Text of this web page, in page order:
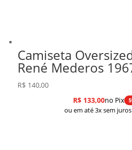
Camiseta
René Mederos
R$ 140,00
R$133,00no Pix
ou em até 3x sem